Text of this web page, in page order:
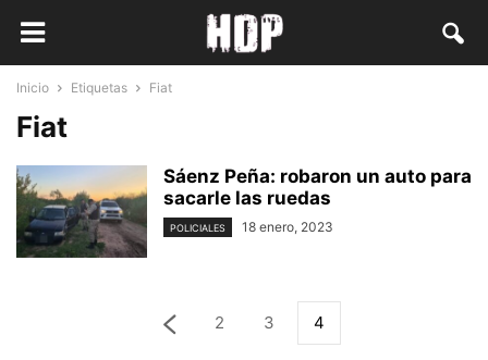
Inicio Etiquetas Fiat
Fiat
Sáenz Peña: robaron un auto para
sacarle las ruedas
POLICIALES 18 enero, 2023
2 3 4